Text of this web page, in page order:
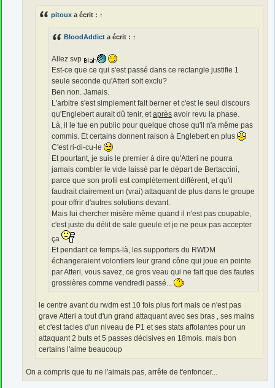
pitoux a écrit : ↑
BloodAddict a écrit : ↑
Allez svp
Est-ce que ce qui s'est passé dans ce rectangle justifie 1
seule seconde qu'Atteri soit exclu?
Ben non. Jamais.
L'arbitre s'est simplement fait berner et c'est le seul discours
qu'Englebert aurait dû tenir, etaprès avoir revu la phase.
Là, il le tue en public pour quelque chose qu'il n'a même pas
commis. Et certains donnent raison à Englebert en plus
C'est ri-di-cu-le
Et pourtant, je suis le premier à dire qu'Atteri ne pourra
jamais combler le vide laissé par le départ de Bertaccini,
parce que son profil est complètement différent, et qu'il
faudrait clairement un (vrai) attaquant de plus dans le groupe
pour offrir d'autres solutions devant.
Mais lui chercher misère même quand il n'est pas coupable,
c'est juste du délit de sale gueule et je ne peux pas accepter
ça
Et pendant ce temps-là, les supporters du RWDM
échangeraient volontiers leur grand cône qui joue en pointe
par Atteri, vous savez, ce gros veau qui ne fait que des fautes
grossières comme vendredi passé...
le centre avant du rwdm est 10 fois plus fort mais ce n'est pas
grave Atteri a tout d'un grand attaquant avec ses bras , ses mains
et c'est tacles d'un niveau de P1 et ses stats affolantes pour un
attaquant 2 buts et 5 passes décisives en 18mois. mais bon
certains l'aime beaucoup
On a compris que tu ne l'aimais pas, arrête de t'enfoncer...